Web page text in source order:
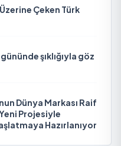
Çeken Türk
şıklığıyla göz
Dünya Markası Raif
Projesiyle
Hazırlanıyor